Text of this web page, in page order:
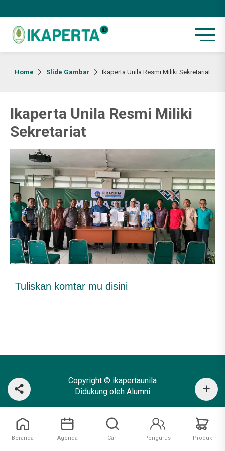
Home Slide Gambar Ikaperta Unila Resmi Miliki Sekretariat
Ikaperta Unila Resmi Miliki
Sekretariat
Tuliskan komtar mu disini
Copyright © ikapertaunila
Didukung oleh Alumni
Beranda Agenda Cari Pengurus Produk